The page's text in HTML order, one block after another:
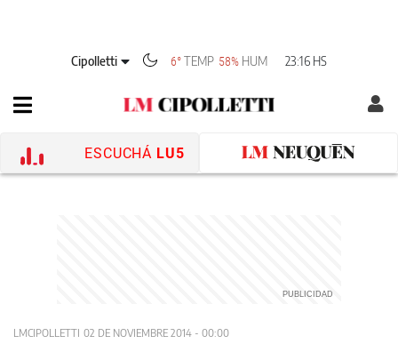
Cipolletti 6° TEMP 58% HUM 23:16 HS
ESCUCHÁ LU5
LMCIPOLLETTI 02 DE NOVIEMBRE 2014 - 00:00